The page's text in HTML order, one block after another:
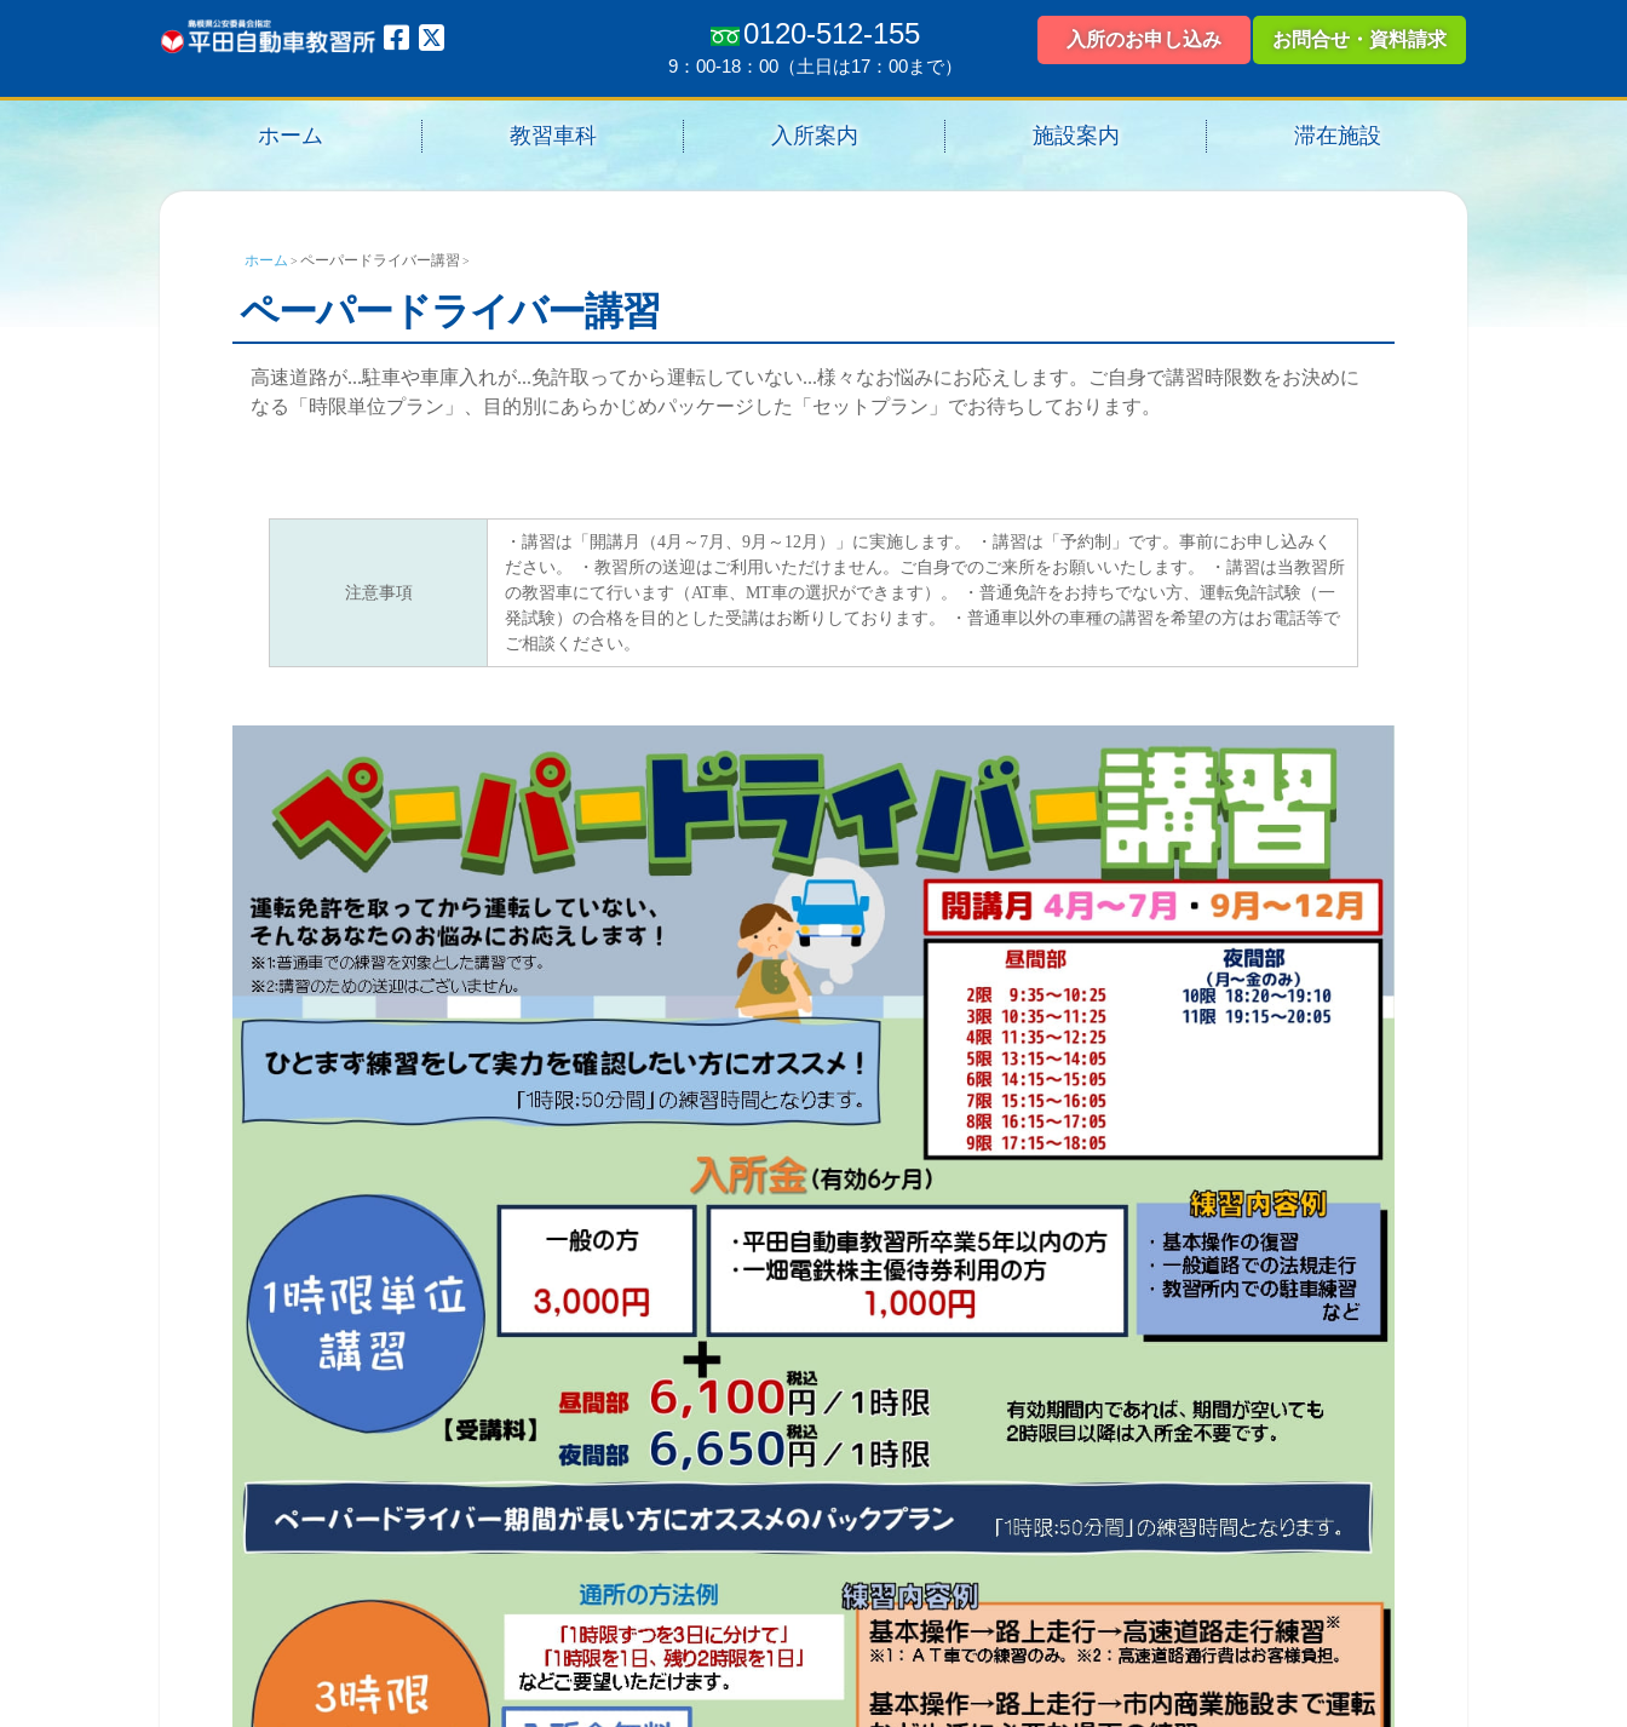
0120-512-155
9：00-18：00（土日は17：00まで）
入所のお申し込み お問合せ・資料請求
ホーム 教習車科 入所案内 施設案内 滞在施設
ホーム ペーパードライバー講習
ペーパードライバー講習
高速道路が...駐車や車庫入れが...免許取ってから運転していない...様々なお悩みにお応えします。ご自身で講習時限数をお決めに
なる「時限単位プラン」、目的別にあらかじめパッケージした「セットプラン」でお待ちしております。
注意事項
・講習は「開講月（4月～7月、9月～12月）」に実施します。 ・講習は「予約制」です。事前にお申し込みく
ださい。 ・教習所の送迎はご利用いただけません。ご自身でのご来所をお願いいたします。 ・講習は当教習所
の教習車にて行います（AT車、MT車の選択ができます）。 ・普通免許をお持ちでない方、運転免許試験（一
発試験）の合格を目的とした受講はお断りしております。 ・普通車以外の車種の講習を希望の方はお電話等で
ご相談ください。